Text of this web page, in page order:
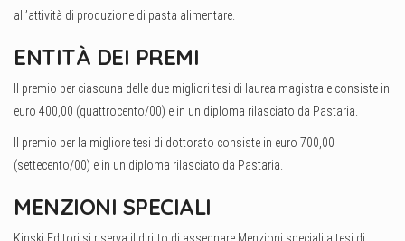
all’attività di produzione di pasta alimentare.
ENTITÀ DEI PREMI
Il premio per ciascuna delle due migliori tesi di laurea magistrale consiste in
euro 400,00 (quattrocento/00) e in un diploma rilasciato da Pastaria.
Il premio per la migliore tesi di dottorato consiste in euro 700,00
(settecento/00) e in un diploma rilasciato da Pastaria.
MENZIONI SPECIALI
Kinski Editori si riserva il diritto di assegnare Menzioni speciali a tesi di